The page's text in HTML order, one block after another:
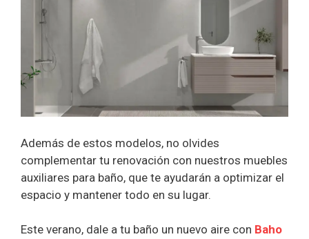
Además de estos modelos, no olvides
complementar tu renovación con nuestros muebles
auxiliares para baño, que te ayudarán a optimizar el
espacio y mantener todo en su lugar.
Este verano, dale a tu baño un nuevo aire con Baho